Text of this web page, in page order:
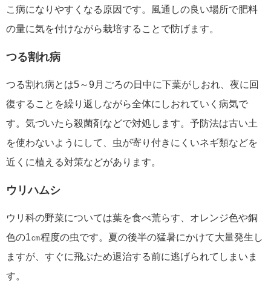
こ病になりやすくなる原因です。風通しの良い場所で肥料
の量に気を付けながら栽培することで防げます。
つる割れ病
つる割れ病とは5～9月ごろの日中に下葉がしおれ、夜に回
復することを繰り返しながら全体にしおれていく病気で
す。気づいたら殺菌剤などで対処します。予防法は古い土
を使わないようにして、虫が寄り付きにくいネギ類などを
近くに植える対策などがあります。
ウリハムシ
ウリ科の野菜については葉を食べ荒らす、オレンジ色や銅
色の1㎝程度の虫です。夏の後半の猛暑にかけて大量発生し
ますが、すぐに飛ぶため退治する前に逃げられてしまいま
す。